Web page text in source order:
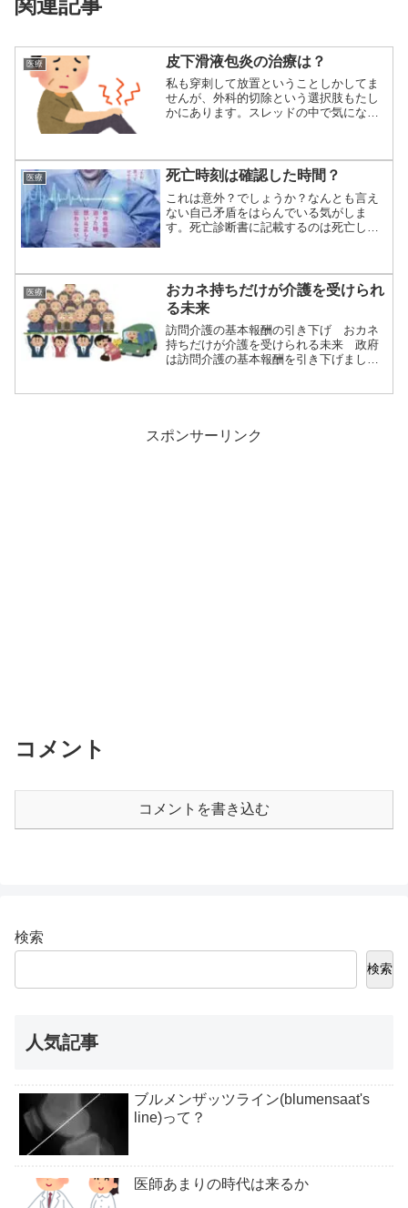
医療 皮下滑液包炎の治療は？
私も穿刺して放置ということしかしてま
せんが、外科的切除という選択肢もたし
かにあります。スレッドの中で気になっ
医療 死亡時刻は確認した時間？
これは意外？でしょうか？なんとも言え
ない自己矛盾をはらんでいる気がしま
す。死亡診断書に記載するのは死亡した
医療
おカネ持ちだけが介護を受けられ
る未来
訪問介護の基本報酬の引き下げ おカネ
持ちだけが介護を受けられる未来 政府
は訪問介護の基本報酬を引き下げまし
スポンサーリンク
コメント
コメントを書き込む
検索
検索
人気記事
ブルメンザッツライン(blumensaat's
line)って？
医師あまりの時代は来るか